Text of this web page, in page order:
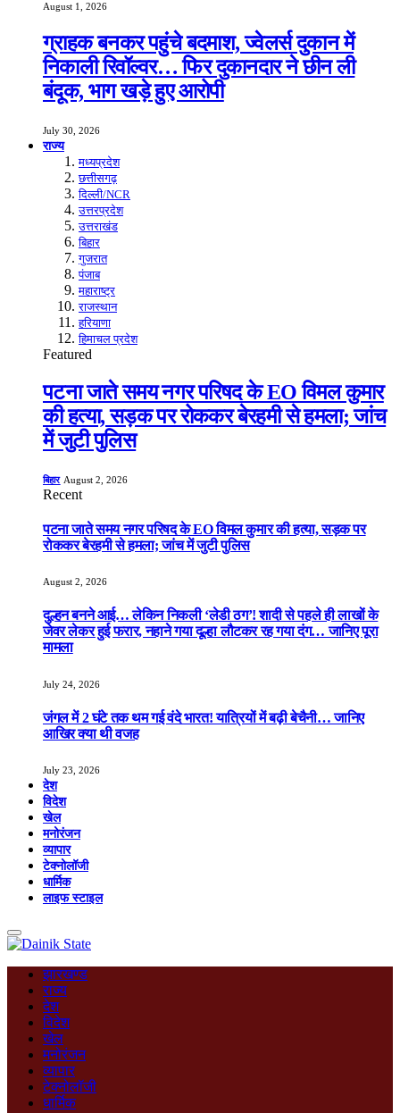
August 1, 2026
ग्राहक बनकर पहुंचे बदमाश, ज्वेलर्स दुकान में
निकाली रिवॉल्वर… फिर दुकानदार ने छीन ली
बंदूक, भाग खड़े हुए आरोपी
July 30, 2026
राज्य
मध्यप्रदेश
छत्तीसगढ़
दिल्ली/NCR
उत्तरप्रदेश
उत्तराखंड
बिहार
गुजरात
पंजाब
महाराष्ट्र
राजस्थान
हरियाणा
हिमाचल प्रदेश
Featured
पटना जाते समय नगर परिषद के EO विमल कुमार
की हत्या, सड़क पर रोककर बेरहमी से हमला; जांच
में जुटी पुलिस
बिहार August 2, 2026
Recent
पटना जाते समय नगर परिषद के EO विमल कुमार की हत्या, सड़क पर
रोककर बेरहमी से हमला; जांच में जुटी पुलिस
August 2, 2026
दुल्हन बनने आई… लेकिन निकली ‘लेडी ठग’! शादी से पहले ही लाखों के
जेवर लेकर हुई फरार, नहाने गया दूल्हा लौटकर रह गया दंग… जानिए पूरा
मामला
July 24, 2026
जंगल में 2 घंटे तक थम गई वंदे भारत! यात्रियों में बढ़ी बेचैनी… जानिए
आखिर क्या थी वजह
July 23, 2026
देश
विदेश
खेल
मनोरंजन
व्यापार
टेक्नोलॉजी
धार्मिक
लाइफ स्टाइल
झारखण्ड
राज्य
देश
विदेश
खेल
मनोरंजन
व्यापार
टेक्नोलॉजी
धार्मिक